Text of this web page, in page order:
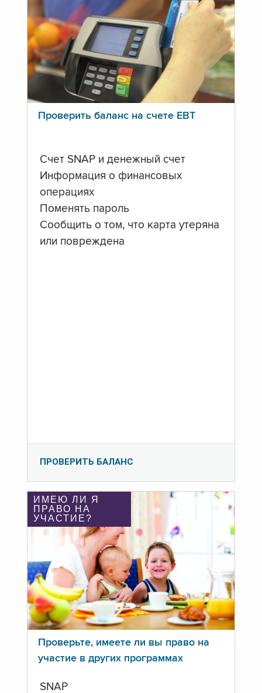
Проверить баланс на счете ЕВТ
Счет SNAP и денежный счет
Информация о финансовых
операциях
Поменять пароль
Сообщить о том, что карта утеряна
или повреждена
ПРОВЕРИТЬ БАЛАНС
ИМЕЮ ЛИ Я
ПРАВО НА
УЧАСТИЕ?
Проверьте, имеете ли вы право на
участие в других программах
SNAP